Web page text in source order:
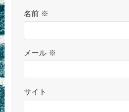
名前 ※
メール ※
サイト